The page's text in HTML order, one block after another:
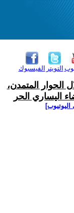
الفيسبوك التويتر
الحوار المتمدن،
اليساري الحر